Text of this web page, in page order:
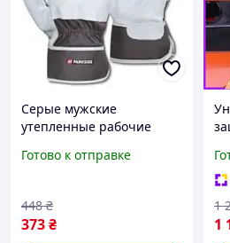
Серые мужские
утепленные рабочие
хлопок кожа 26 см 235 г /
гаража и мастерской
Готово к отправке
373₴
448 ₴
1
1